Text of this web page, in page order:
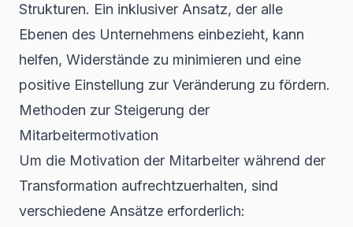
Strukturen. Ein inklusiver Ansatz, der alle
Ebenen des Unternehmens einbezieht, kann
helfen, Widerstände zu minimieren und eine
positive Einstellung zur Veränderung zu fördern.
Methoden zur Steigerung der
Mitarbeitermotivation
Um die Motivation der Mitarbeiter während der
Transformation aufrechtzuerhalten, sind
verschiedene Ansätze erforderlich: